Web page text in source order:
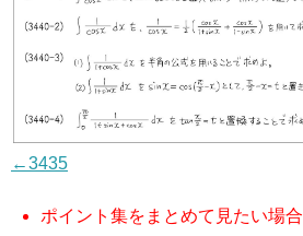
←3435
ポイント集をまとめて見たい場合